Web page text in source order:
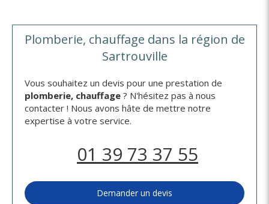
Plomberie, chauffage dans la région de
Sartrouville
Vous souhaitez un devis pour une prestation de
plomberie, chauffage ? N'hésitez pas à nous
contacter ! Nous avons hâte de mettre notre
expertise à votre service.
01 39 73 37 55
Demander un devis